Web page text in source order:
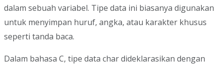
dalam sebuah variabel. Tipe data ini biasanya digunakan
untuk menyimpan huruf, angka, atau karakter khusus
seperti tanda baca.
Dalam bahasa C, tipe data char dideklarasikan dengan